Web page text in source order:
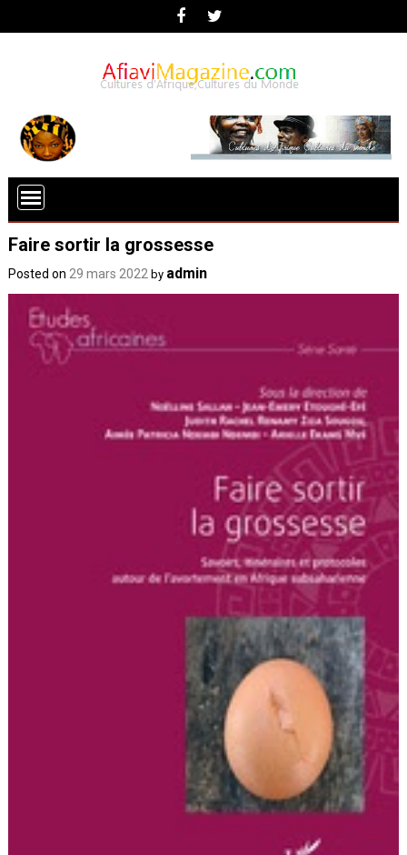
Faire sortir la grossesse
Posted on 29 mars 2022 by admin